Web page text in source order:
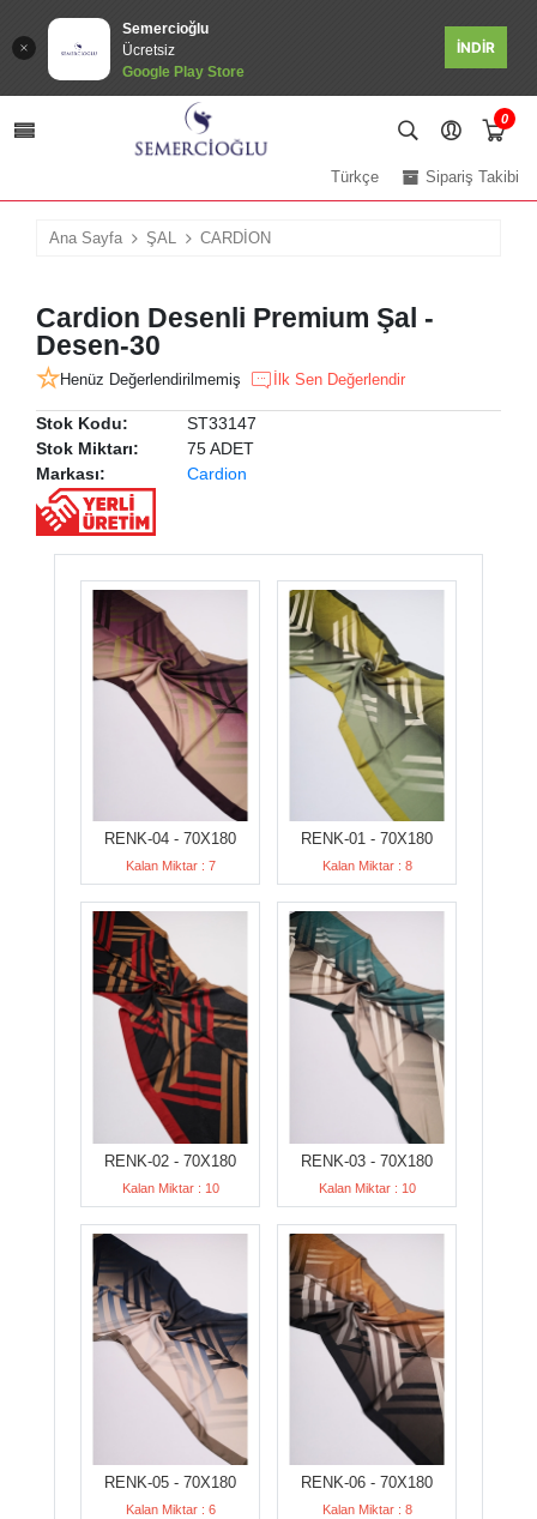
Semercioğlu
Ücretsiz
Google Play Store
İNDİR
0
Sipariş Takibi
Türkçe
Ana Sayfa ŞAL CARDİON
Cardion Desenli Premium Şal -
Desen-30
Henüz Değerlendirilmemiş İlk Sen Değerlendir
Stok Kodu:
ST33147
Stok Miktarı:
75 ADET
Markası:
Cardion
RENK-04 - 70X180
Kalan Miktar : 7
RENK-01 - 70X180
Kalan Miktar : 8
RENK-02 - 70X180
Kalan Miktar : 10
RENK-03 - 70X180
Kalan Miktar : 10
RENK-05 - 70X180
Kalan Miktar : 6
RENK-06 - 70X180
Kalan Miktar : 8